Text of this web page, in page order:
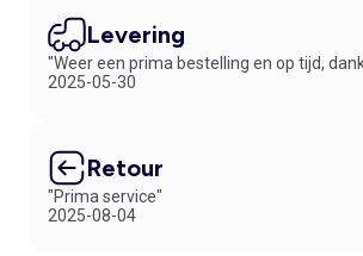
Levering
"Weer een prima bestelling en op tijd,
2025-05-30
Retour
"Prima service"
2025-08-04